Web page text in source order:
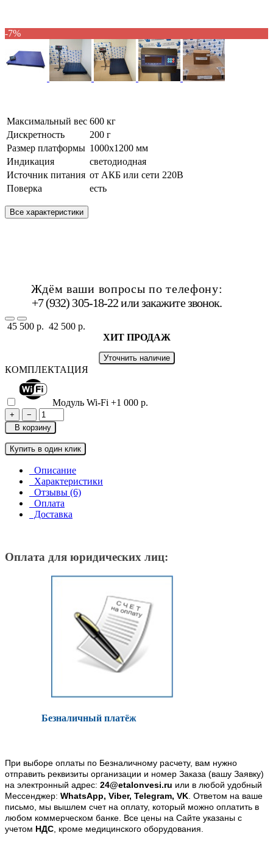
-7%
Максимальный вес 600 кг
Дискретность
200 г
Размер платформы 1000х1200 мм
Индикация
светодиодная
Источник питания от АКБ или сети 220В
Поверка
есть
Все характеристики
Ждём ваши вопросы по телефону:
+7 (932) 305-18-22 илизакажите звонок.
45 500 р. 42 500 р.
ХИТ ПРОДАЖ
Уточнить наличие
КОМПЛЕКТАЦИЯ
Модуль Wi-Fi +1 000 р.
+
−
В корзину
Купить в один клик
Описание
Характеристики
Отзывы (6)
Оплата
Доставка
Оплата для юридических лиц:
Безналичный платёж
При выборе оплаты по Безналичному расчету, вам нужно
отправить реквизиты организации и номер Заказа (вашу Заявку)
на электронный адрес: 24@etalonvesi.ru или в любой удобный
Мессенджер: WhatsApp, Viber, Telegram, VK. Ответом на ваше
письмо, мы вышлем счет на оплату, который можно оплатить в
любом коммерческом банке. Все цены на Сайте указаны с
учетом НДС, кроме медицинского оборудования.